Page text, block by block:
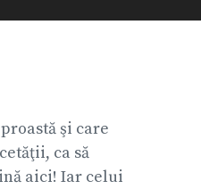
şi care
ca să
aici! Iar celui